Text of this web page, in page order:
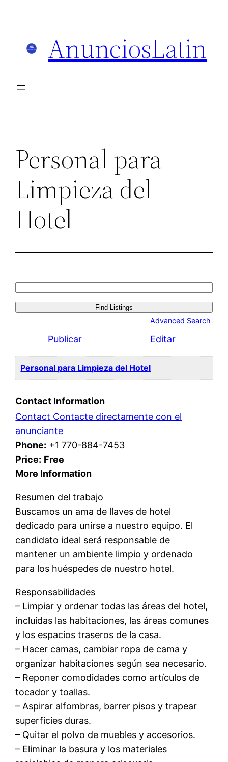
AnunciosLatin
Personal para
Limpieza del
Hotel
Search
for:
Advanced Search
Publicar Editar
Personal para Limpieza del Hotel
Contact Information
Contact Contacte directamente con el
anunciante
Phone: +1 770-884-7453
Price: Free
More Information
Resumen del trabajo
Buscamos un ama de llaves de hotel
dedicado para unirse a nuestro equipo. El
candidato ideal será responsable de
mantener un ambiente limpio y ordenado
para los huéspedes de nuestro hotel.
Responsabilidades
– Limpiar y ordenar todas las áreas del hotel,
incluidas las habitaciones, las áreas comunes
y los espacios traseros de la casa.
– Hacer camas, cambiar ropa de cama y
organizar habitaciones según sea necesario.
– Reponer comodidades como artículos de
tocador y toallas.
– Aspirar alfombras, barrer pisos y trapear
superficies duras.
– Quitar el polvo de muebles y accesorios.
– Eliminar la basura y los materiales